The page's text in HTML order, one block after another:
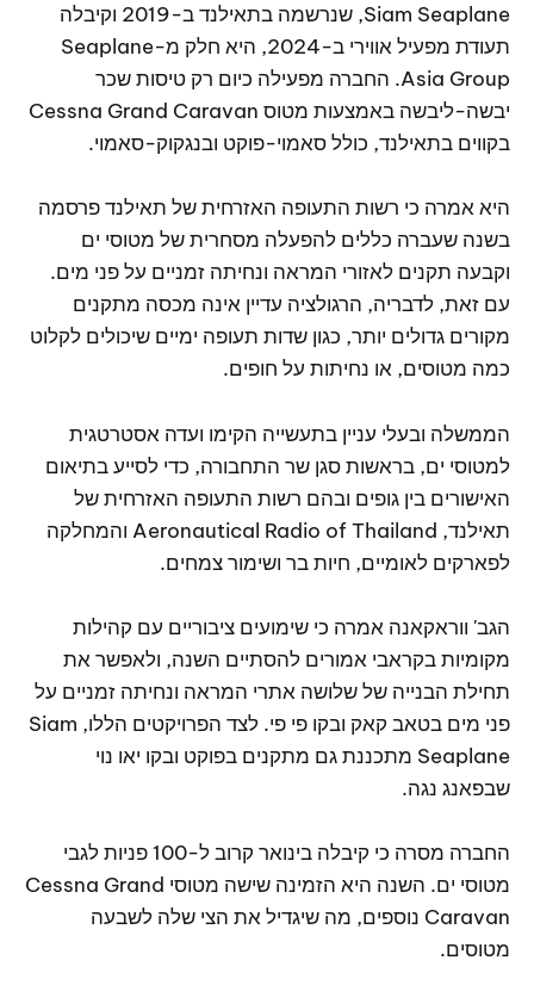
Siam Seaplane, שנרשמה בתאילנד ב-2019 וקיבלה
תעודת מפעיל אווירי ב-2024, היא חלק מ-Seaplane
Asia Group. החברה מפעילה כיום רק טיסות שכר
יבשה-ליבשה באמצעות מטוס Cessna Grand Caravan
בקווים בתאילנד, כולל סאמוי-פוקט ובנגקוק-סאמוי.
היא אמרה כי רשות התעופה האזרחית של תאילנד פרסמה
בשנה שעברה כללים להפעלה מסחרית של מטוסי ים
וקבעה תקנים לאזורי המראה ונחיתה זמניים על פני מים.
עם זאת, לדבריה, הרגולציה עדיין אינה מכסה מתקנים
מקורים גדולים יותר, כגון שדות תעופה ימיים שיכולים לקלוט
כמה מטוסים, או נחיתות על חופים.
הממשלה ובעלי עניין בתעשייה הקימו ועדה אסטרטגית
למטוסי ים, בראשות סגן שר התחבורה, כדי לסייע בתיאום
האישורים בין גופים ובהם רשות התעופה האזרחית של
תאילנד, Aeronautical Radio of Thailand והמחלקה
לפארקים לאומיים, חיות בר ושימור צמחים.
הגב' ווראקאנה אמרה כי שימועים ציבוריים עם קהילות
מקומיות בקראבי אמורים להסתיים השנה, ולאפשר את
תחילת הבנייה של שלושה אתרי המראה ונחיתה זמניים על
פני מים בטאב קאק ובקו פי פי. לצד הפרויקטים הללו, Siam
Seaplane מתכננת גם מתקנים בפוקט ובקו יאו נוי
שבפאנג נגה.
החברה מסרה כי קיבלה בינואר קרוב ל-100 פניות לגבי
מטוסי ים. השנה היא הזמינה שישה מטוסי Cessna Grand
Caravan נוספים, מה שיגדיל את הצי שלה לשבעה
מטוסים.